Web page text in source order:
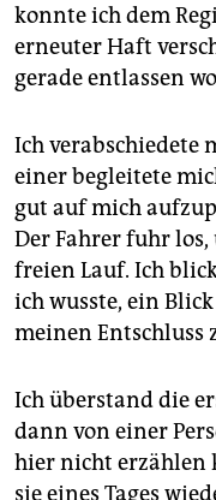
konnte ich dem
erneuter Haft
gerade entlassen
Ich verabschiedete
einer begleitete
gut auf mich
Der Fahrer fuhr
freien Lauf. Ich
ich wusste, ein
meinen Entschluss
Ich überstand die
dann von einer
hier nicht erzählen
sie eines Tages